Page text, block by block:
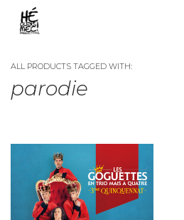
ALL PRODUCTS TAGGED WITH:
parodie